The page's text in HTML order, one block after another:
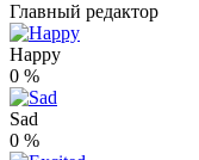
Главный редактор
Happy
0 %
Sad
0 %